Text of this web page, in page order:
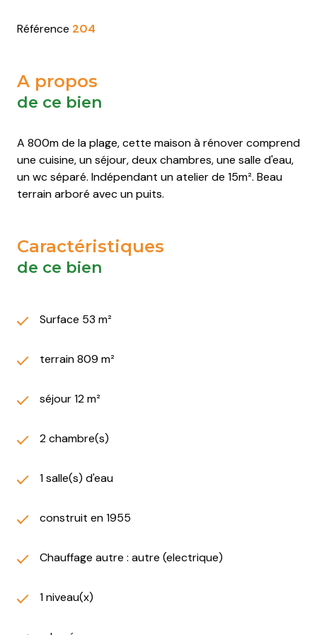
Pierre-
Saint-
Trojan-
Bains
Pierre-
Saint-
Trojan-
Bains
Pierre-
Saint-
Trojan-
Bains
Pierre-
Saint-
Trojan-
Bains
Référence 204
A propos
de ce bien
A 800m de la plage, cette maison à rénover comprend
une cuisine, un séjour, deux chambres, une salle d'eau,
un wc séparé. Indépendant un atelier de 15m². Beau
terrain arboré avec un puits.
Caractéristiques
de ce bien
Surface 53 m²
terrain 809 m²
séjour 12 m²
2 chambre(s)
1 salle(s) d'eau
construit en 1955
Chauffage autre : autre (electrique)
1 niveau(x)